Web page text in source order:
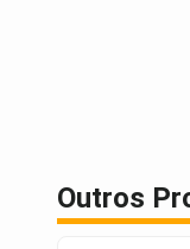
Outros